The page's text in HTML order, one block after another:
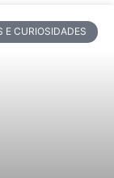
E CURIOSIDADES